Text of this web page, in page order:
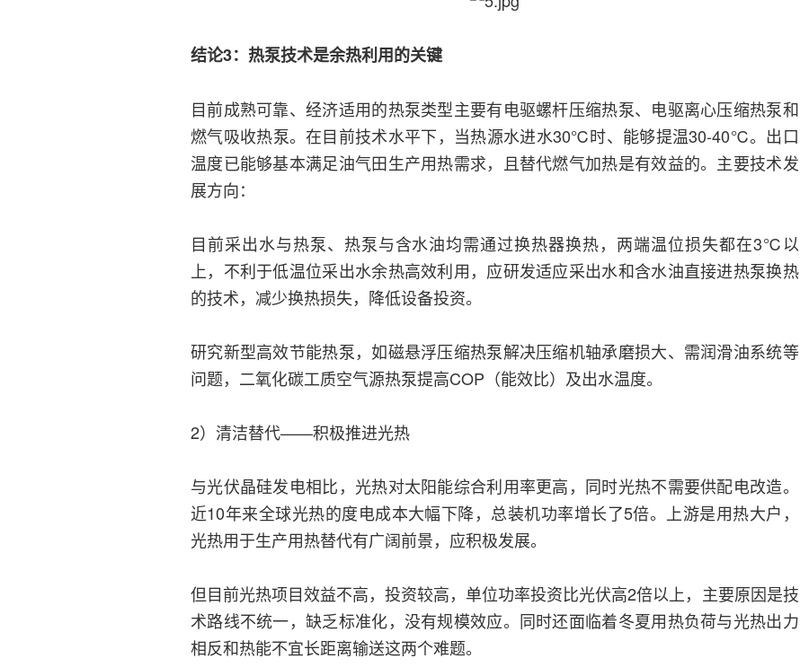
结论3：热泵技术是余热利用的关键
目前成熟可靠、经济适用的热泵类型主要有电驱螺杆压缩热泵、电驱离心压缩热泵和
燃气吸收热泵。在目前技术水平下，当热源水进水30℃时、能够提温30-40℃。出口
温度已能够基本满足油气田生产用热需求，且替代燃气加热是有效益的。主要技术发
展方向：
目前采出水与热泵、热泵与含水油均需通过换热器换热，两端温位损失都在3℃以
上，不利于低温位采出水余热高效利用，应研发适应采出水和含水油直接进热泵换热
的技术，减少换热损失，降低设备投资。
研究新型高效节能热泵，如磁悬浮压缩热泵解决压缩机轴承磨损大、需润滑油系统等
问题，二氧化碳工质空气源热泵提高COP（能效比）及出水温度。
2）清洁替代——积极推进光热
与光伏晶硅发电相比，光热对太阳能综合利用率更高，同时光热不需要供配电改造。
近10年来全球光热的度电成本大幅下降，总装机功率增长了5倍。上游是用热大户，
光热用于生产用热替代有广阔前景，应积极发展。
但目前光热项目效益不高，投资较高，单位功率投资比光伏高2倍以上，主要原因是技
术路线不统一，缺乏标准化，没有规模效应。同时还面临着冬夏用热负荷与光热出力
相反和热能不宜长距离输送这两个难题。